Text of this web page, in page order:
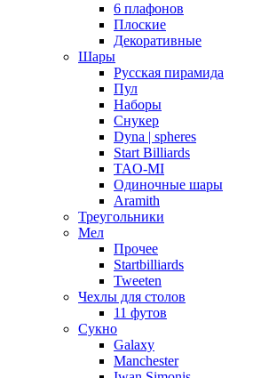
6 плафонов
Плоские
Декоративные
Шары
Русская пирамида
Пул
Наборы
Снукер
Dyna | spheres
Start Billiards
TAO-MI
Одиночные шары
Aramith
Треугольники
Мел
Прочее
Startbilliards
Tweeten
Чехлы для столов
11 футов
Сукно
Galaxy
Manchester